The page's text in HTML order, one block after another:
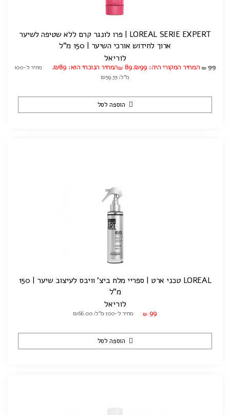
LOREAL SERIE EXPERT | פרו לונגר קרם ללא שטיפה לשיער
ארוך לחידוש אורכי השיער | 150 מ"ל
לוריאל
₪ 99 המחיר המקורי היה: ₪99. ₪ 89 המחיר הנוכחי הוא: ₪89.
מחיר ל-100
מ"ל: ₪59.33
הוספה לסל
LOREAL טכני ארט | ספריי מלח ביצ' וויבס לעיצוב שיער | 150
מ"ל
לוריאל
₪ 99 מחיר ל-100 מ"ל: ₪66.00
הוספה לסל